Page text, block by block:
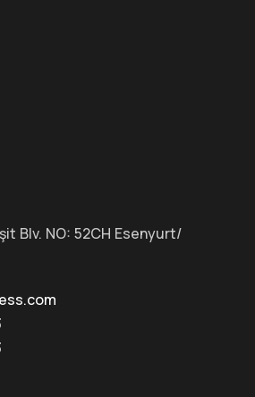
Blv. NO: 52CH Esenyurt/